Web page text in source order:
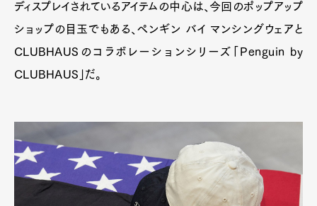
ディスプレイされているアイテムの中心は、今回のポップアップ
ショップの目玉でもある、ペンギン バイ マンシングウェアと
CLUBHAUSのコラボレーションシリーズ「Penguin by
CLUBHAUS」だ。